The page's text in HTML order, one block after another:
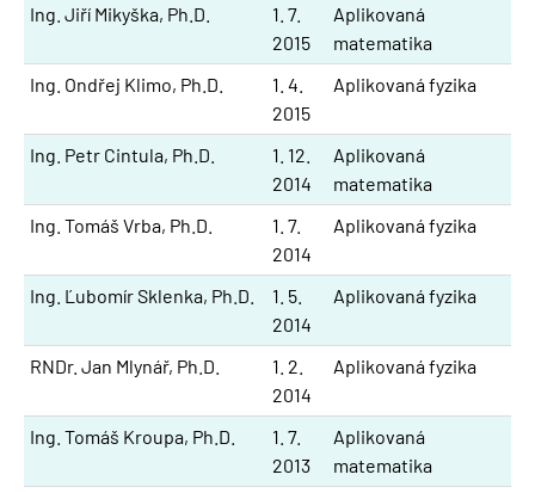
Ing. Jiří Mikyška, Ph.D.
1. 7.
2015
Aplikovaná
matematika
Ing. Ondřej Klimo, Ph.D.
1. 4.
2015
Aplikovaná fyzika
Ing. Petr Cintula, Ph.D.
1. 12.
2014
Aplikovaná
matematika
Ing. Tomáš Vrba, Ph.D.
1. 7.
2014
Aplikovaná fyzika
Ing. Ľubomír Sklenka, Ph.D.
1. 5.
2014
Aplikovaná fyzika
RNDr. Jan Mlynář, Ph.D.
1. 2.
2014
Aplikovaná fyzika
Ing. Tomáš Kroupa, Ph.D.
1. 7.
2013
Aplikovaná
matematika